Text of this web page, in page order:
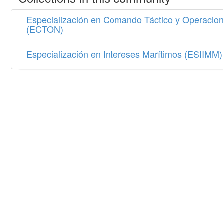
Especialización en Comando Táctico y
(ECTON)
Especialización en Intereses Marítimos (ESIIMM)